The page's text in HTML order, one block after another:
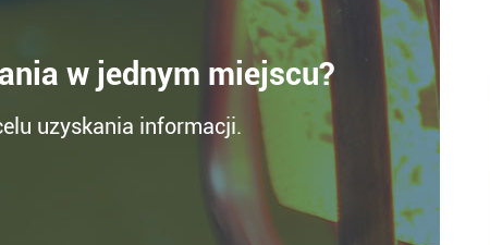
w jednym miejscu?
uzyskania informacji.